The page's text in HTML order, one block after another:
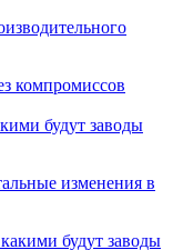
будут заводы
изменения в